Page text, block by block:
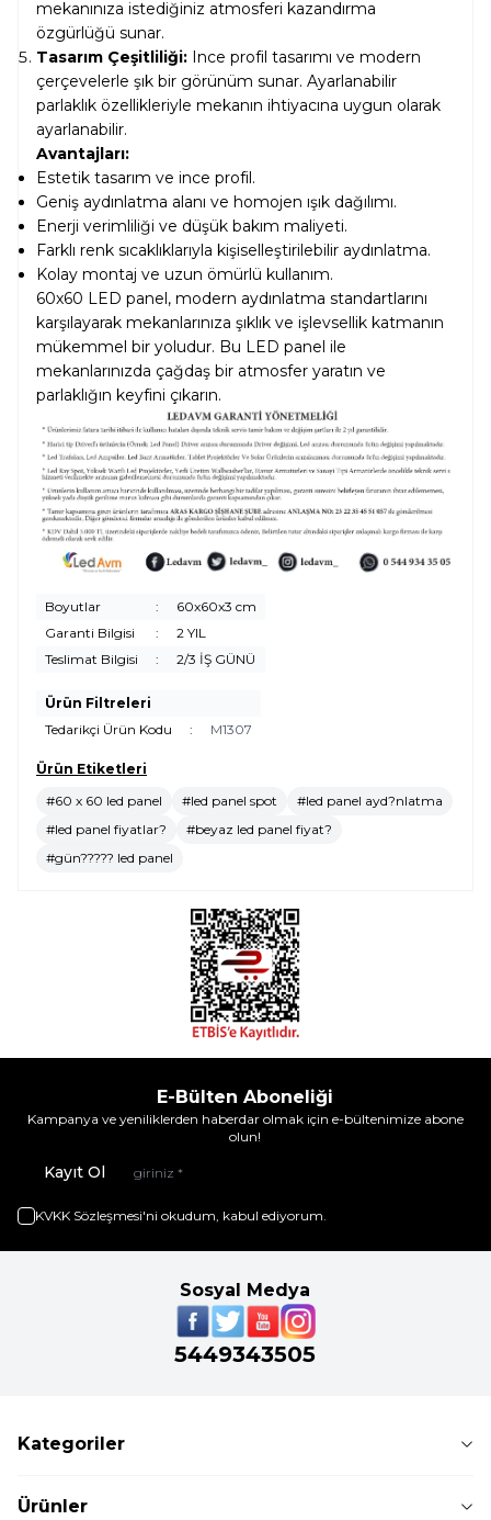
mekanınıza istediğiniz atmosferi kazandırma
özgürlüğü sunar.
Tasarım Çeşitliliği: Ince profil tasarımı ve modern
çerçevelerle şık bir görünüm sunar. Ayarlanabilir
parlaklık özellikleriyle mekanın ihtiyacına uygun olarak
ayarlanabilir.
Avantajları:
Estetik tasarım ve ince profil.
Geniş aydınlatma alanı ve homojen ışık dağılımı.
Enerji verimliliği ve düşük bakım maliyeti.
Farklı renk sıcaklıklarıyla kişiselleştirilebilir aydınlatma.
Kolay montaj ve uzun ömürlü kullanım.
60x60 LED panel, modern aydınlatma standartlarını
karşılayarak mekanlarınıza şıklık ve işlevsellik katmanın
mükemmel bir yoludur. Bu LED panel ile
mekanlarınızda çağdaş bir atmosfer yaratın ve
parlaklığın keyfini çıkarın.
Boyutlar :
60x60x3 cm
Garanti Bilgisi
:
2 YIL
Teslimat Bilgisi
: 2/3 İŞ GÜNÜ
Ürün Filtreleri
Tedarikçi Ürün Kodu
: M1307
Ürün Etiketleri
#60 x 60 led panel
#led panel spot
#led panel ayd?nlatma
#led panel fiyatlar?
#beyaz led panel fiyat?
#gün????? led panel
E-Bülten Aboneliği
Kampanya ve yeniliklerden haberdar olmak için e-bültenimize abone
olun!
Kayıt Ol
KVKK Sözleşmesi'ni okudum, kabul ediyorum.
Sosyal Medya
5449343505
Kategoriler
Ürünler